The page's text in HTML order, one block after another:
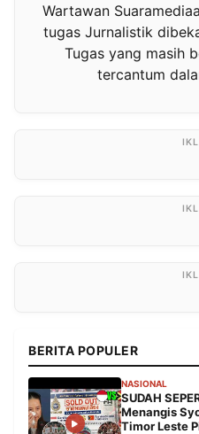
Wartawan
tugas Jurnalistik
Tugas yang masih
tercantum
BERITA POPULER
NASIONAL
SUDAH
Menangis
Timor Leste